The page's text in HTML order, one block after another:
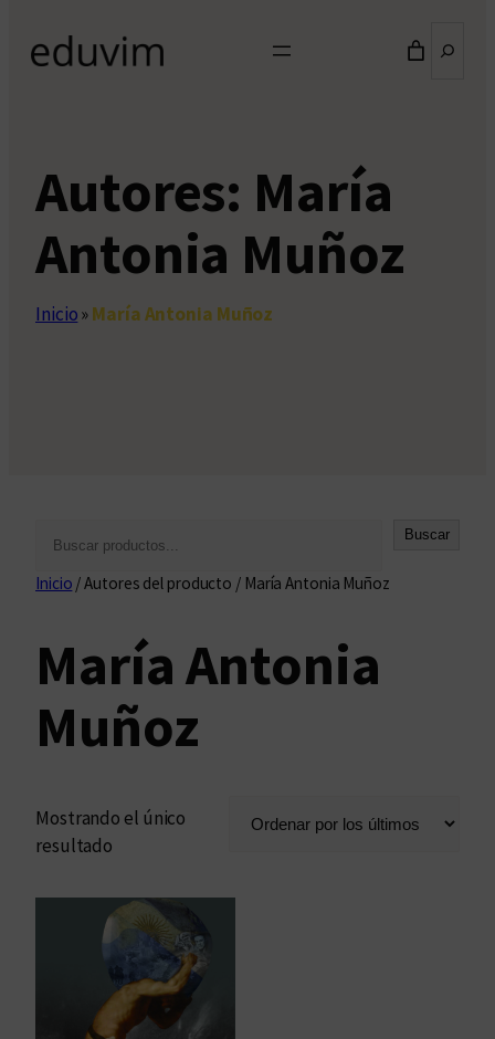
Autores: María
Antonia Muñoz
Inicio»María Antonia Muñoz
s
a
Buscar
Inicio / Autores del producto / María Antonia Muñoz
María Antonia
Muñoz
Mostrando el único
resultado